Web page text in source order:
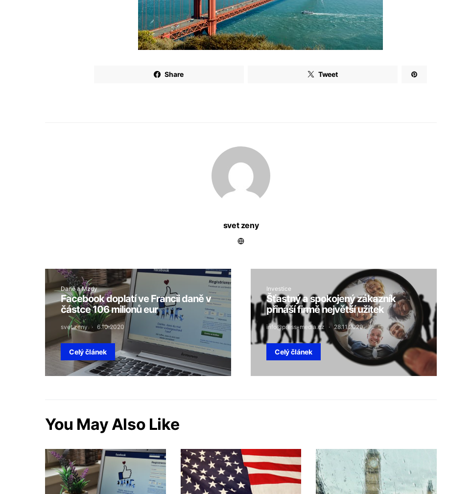
Share Tweet
svet zeny
Daně a Mzdy
Facebook doplatí ve Francii daně v
částce 106 milionů eur
svet zeny 6.10.2020
Celý článek
Investice
Šťastný a spokojený zákazník
přináší firmě největší užitek
info@press-media.cz 28.11.2020
Celý článek
You May Also Like